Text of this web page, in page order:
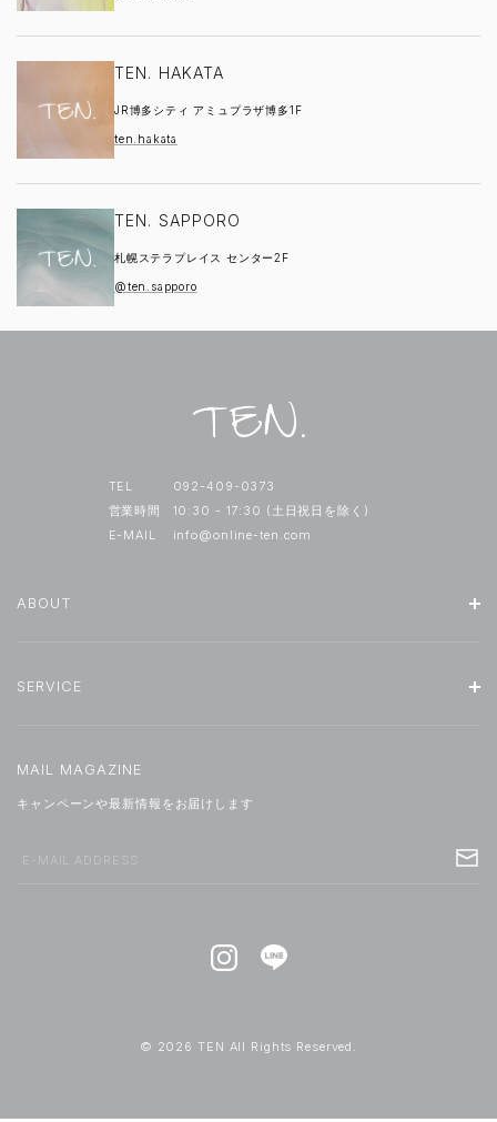
TEN. HAKATA
JR博多シティ アミュプラザ博多1F
ten.hakata
TEN. SAPPORO
札幌ステラプレイス センター2F
@ten.sapporo
TEL
092-409-0373
営業時間
10:30 - 17:30 (土日祝日を除く)
E-MAIL
info@online-ten.com
ABOUT
SERVICE
MAIL MAGAZINE
キャンペーンや最新情報をお届けします
E-MAIL ADDRESS
© 2026 TEN All Rights Reserved.